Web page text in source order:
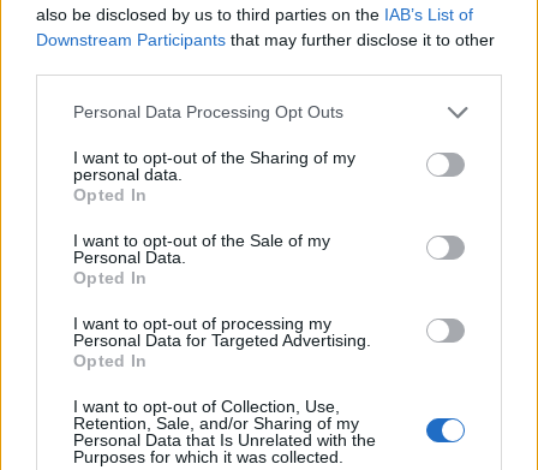
also be disclosed by us to third parties on the IAB’s List of
Downstream Participants that may further disclose it to other
Personal Data Processing Opt Outs
I want to opt-out of the Sharing of my
personal data.
Opted In
I want to opt-out of the Sale of my
Personal Data.
Opted In
I want to opt-out of processing my
Personal Data for Targeted Advertising.
Opted In
I want to opt-out of Collection, Use,
Retention, Sale, and/or Sharing of my
Personal Data that Is Unrelated with the
Purposes for which it was collected.
Με «προίκα» 2 δισ. ευρώ
δισ. σε μικρομεσαίες
στο ζήτημα των πινακίδων
χρονοβόρες διαδικασίες
Η Chery επενδύει 75 εκατ. δολάρια στην KG Mobility
Το FIAT 500 Hybrid τώρα από
18.990 ευρώ
Ατρόμητος και Novibet
2028